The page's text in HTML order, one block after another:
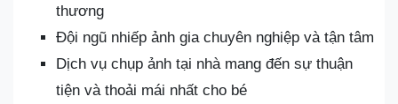
thương
Đội ngũ nhiếp ảnh gia chuyên nghiệp và tận tâm
Dịch vụ chụp ảnh tại nhà mang đến sự thuận
tiện và thoải mái nhất cho bé